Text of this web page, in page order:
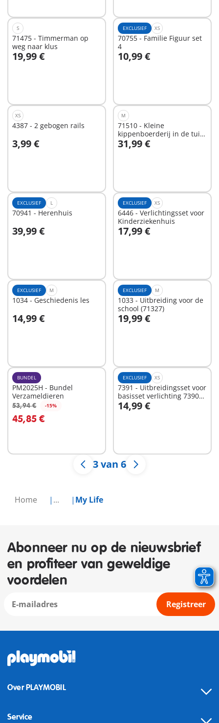
Home ... My Life
S
71475 - Timmerman op
weg naar klus
19,99 €
In winkelwagen
EXCLUSIEF XS
70755 - Familie Figuur set
4
10,99 €
In winkelwagen
XS
4387 - 2 gebogen rails
3,99 €
In winkelwagen
M
71510 - Kleine
kippenboerderij in de tuin
van het kleine huis
31,99 €
In winkelwagen
EXCLUSIEF L
70941 - Herenhuis
39,99 €
In winkelwagen
EXCLUSIEF XS
6446 - Verlichtingsset voor
Kinderziekenhuis
17,99 €
In winkelwagen
EXCLUSIEF M
1034 - Geschiedenis les
14,99 €
In winkelwagen
EXCLUSIEF M
1033 - Uitbreiding voor de
school (71327)
19,99 €
In winkelwagen
BUNDEL
PM2025H - Bundel
Verzameldieren
53,94 € -15%
45,85 €
In winkelwagen
EXCLUSIEF XS
7391 - Uitbreidingsset voor
basisset verlichting 7390
voor moderne villa
art.4279
14,99 €
In winkelwagen
3 van 6
Abonneer nu op de nieuwsbrief
en profiteer van geweldige
voordelen
Registreer
Over PLAYMOBIL
Service